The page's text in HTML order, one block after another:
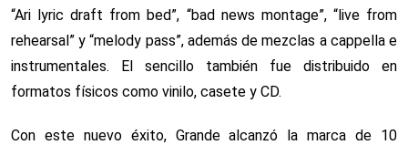
“Ari lyric draft from bed”, “bad news montage”, “live from
rehearsal” y “melody pass”, además de mezclas a cappella e
instrumentales. El sencillo también fue distribuido en
formatos físicos como vinilo, casete y CD.
Con este nuevo éxito, Grande alcanzó la marca de 10